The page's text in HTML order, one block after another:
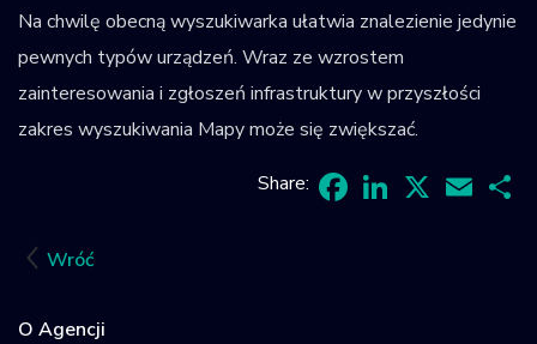
Wróć
O Agencji
Na chwilę obecną wyszukiwarka ułatwia znalezienie jedynie
pewnych typów urządzeń. Wraz ze wzrostem
zainteresowania i zgłoszeń infrastruktury w przyszłości
zakres wyszukiwania Mapy może się zwiększać.
Share: